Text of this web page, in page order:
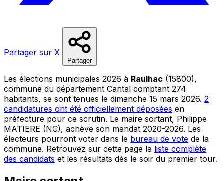
Partager sur X
Partager
Les élections municipales 2026 à Raulhac (15800),
commune du département Cantal comptant 274
habitants, se sont tenues le dimanche 15 mars 2026. 2
candidatures ont été officiellement déposées en
préfecture pour ce scrutin. Le maire sortant, Philippe
MATIERE (NC), achève son mandat 2020-2026. Les
électeurs pourront voter dans le bureau de vote de la
commune. Retrouvez sur cette page la liste complète
des candidats et les résultats dès le soir du premier tour.